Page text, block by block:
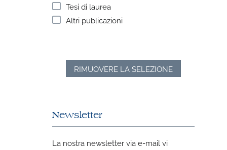
Tesi di laurea
Altri publicazioni
RIMUOVERE LA SELEZIONE
Newsletter
La nostra newsletter via e-mail vi